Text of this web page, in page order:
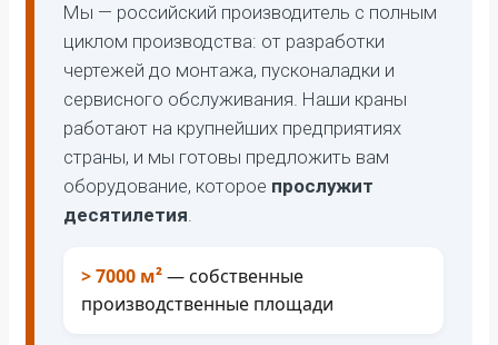
Мы — российский производитель с полным
циклом производства: от разработки
чертежей до монтажа, пусконаладки и
сервисного обслуживания. Наши краны
работают на крупнейших предприятиях
страны, и мы готовы предложить вам
оборудование, которое прослужит
десятилетия.
> 7000 м²— собственные
производственные площади